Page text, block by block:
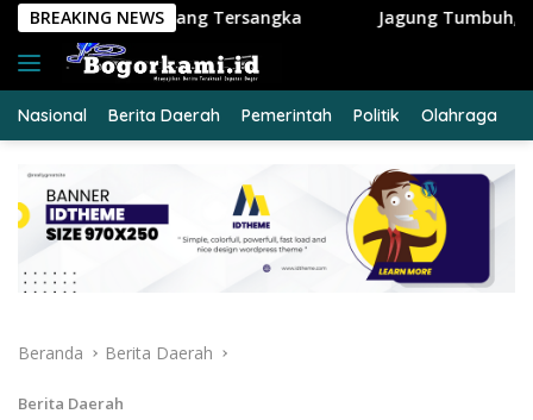
Langsung
konten
BREAKING NEWSJagung Tumbuh, Harapan Menguat: Polsek
Nasional Berita Daerah Pemerintah Politik Olahraga
Beranda Berita Daerah
Berita Daerah